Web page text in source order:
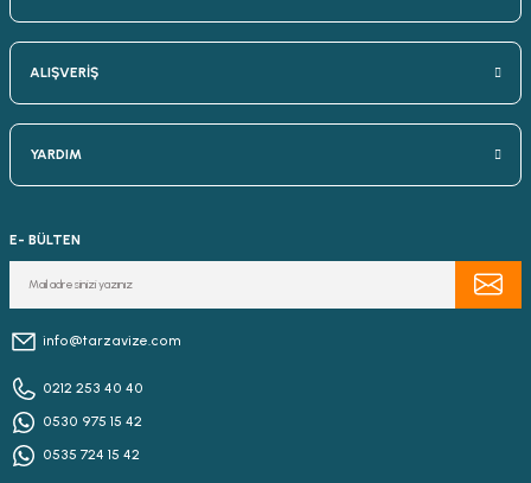
ALIŞVERİŞ
YARDIM
E- BÜLTEN
info@tarzavize.com
0212 253 40 40
0530 975 15 42
0535 724 15 42